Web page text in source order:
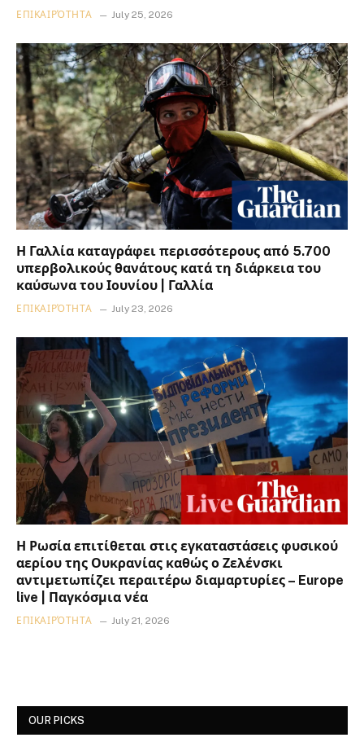
ΕΠΙΚΑΙΡΌΤΗΤΑ July 25, 2026
Η Γαλλία καταγράφει περισσότερους από 5.700
υπερβολικούς θανάτους κατά τη διάρκεια του
καύσωνα του Ιουνίου | Γαλλία
ΕΠΙΚΑΙΡΌΤΗΤΑ July 23, 2026
Η Ρωσία επιτίθεται στις εγκαταστάσεις φυσικού
αερίου της Ουκρανίας καθώς ο Ζελένσκι
αντιμετωπίζει περαιτέρω διαμαρτυρίες – Europe
live | Παγκόσμια νέα
ΕΠΙΚΑΙΡΌΤΗΤΑ July 21, 2026
OUR PICKS